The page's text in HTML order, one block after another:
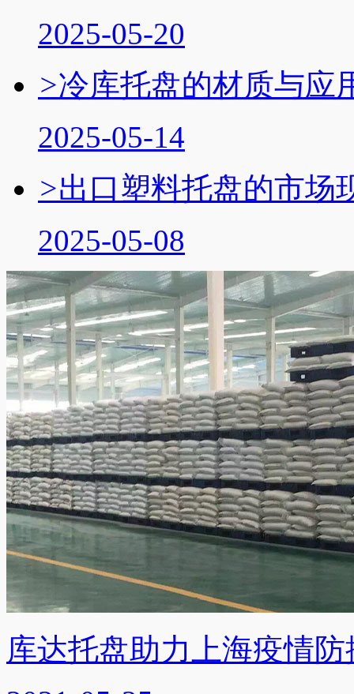
2025-05-20
>冷库托盘的材质与应
2025-05-14
>出口塑料托盘的市场
2025-05-08
库达托盘助力上海疫情防